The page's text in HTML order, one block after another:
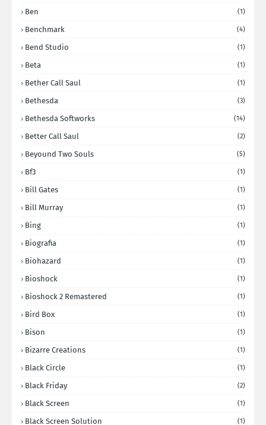
Ben (1)
Benchmark (4)
Bend Studio (1)
Beta (1)
Bether Call Saul (1)
Bethesda (3)
Bethesda Softworks (14)
Better Call Saul (2)
Beyound Two Souls (5)
Bf3 (1)
Bill Gates (1)
Bill Murray (1)
Bing (1)
Biografia (1)
Biohazard (1)
Bioshock (1)
Bioshock 2 Remastered (1)
Bird Box (1)
Bison (1)
Bizarre Creations (1)
Black Circle (1)
Black Friday (2)
Black Screen (1)
Black Screen Solution (1)